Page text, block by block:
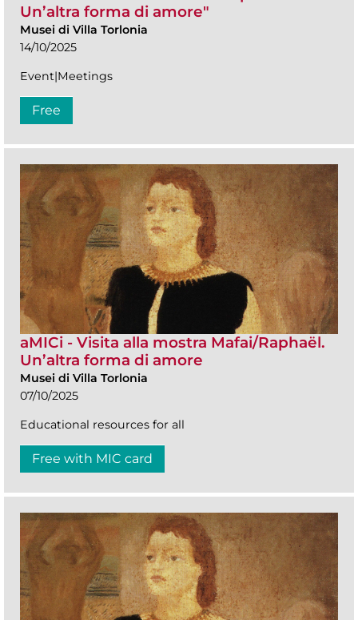
Un’altra forma di amore"
Musei di Villa Torlonia
14/10/2025
Event|Meetings
Free
aMICi - Visita alla mostra Mafai/Raphaël.
Un’altra forma di amore
Musei di Villa Torlonia
07/10/2025
Educational resources for all
Free with MIC card